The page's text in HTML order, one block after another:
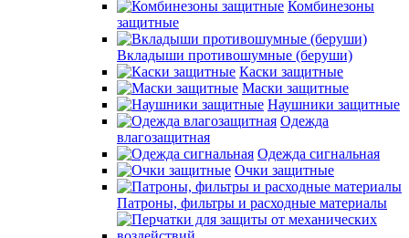
Комбинезоны
защитные
Вкладыши противошумные (беруши)
Каски защитные
Маски защитные
Наушники защитные
Одежда
влагозащитная
Одежда сигнальная
Очки защитные
Патроны, фильтры и расходные материалы